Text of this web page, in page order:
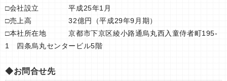
□会社設立 平成25年1月
□売上高 32億円（平成29年9月期）
□本社所在地 京都市下京区綾小路通烏丸西入童侍者町195-
1 四条烏丸センタービル5階
◆お問合せ先